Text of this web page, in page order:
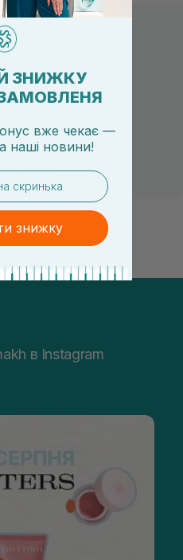
3000 UAH
в Instagram
ЗНИЖКУ
вже чекає —
наші новини!
знижку